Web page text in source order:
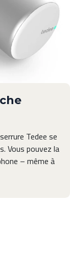
Tedee se
Vous pouvez la
– même à